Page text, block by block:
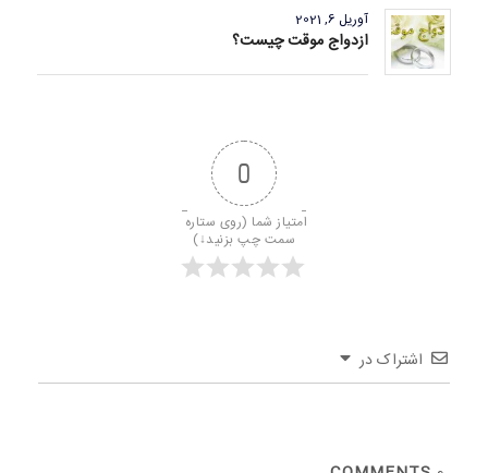
آوریل 6, 2021
ازدواج موقت چیست؟
0
امتیاز شما (روی ستاره
سمت چپ بزنید↓)
اشتراک در